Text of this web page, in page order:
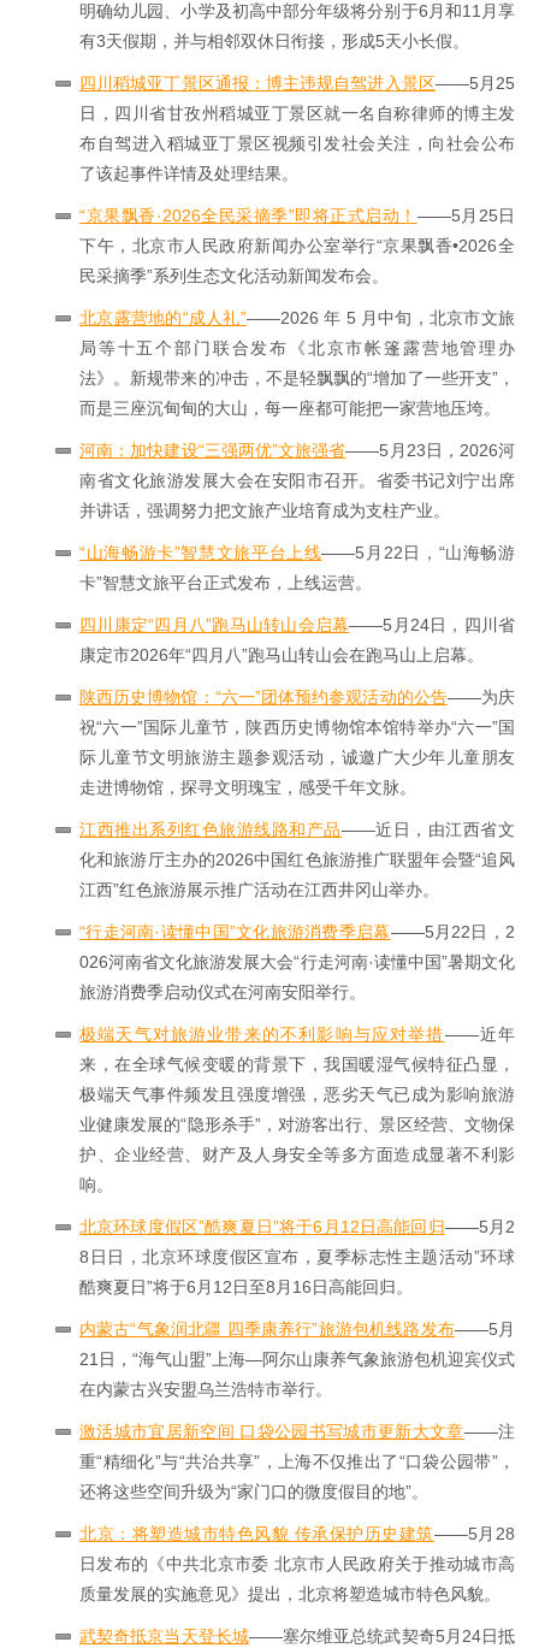
明确幼儿园、小学及初高中部分年级将分别于6月和11月享
有3天假期，并与相邻双休日衔接，形成5天小长假。
四川稻城亚丁景区通报：博主违规自驾进入景区——5月25
日，四川省甘孜州稻城亚丁景区就一名自称律师的博主发
布自驾进入稻城亚丁景区视频引发社会关注，向社会公布
了该起事件详情及处理结果。
“京果飘香·2026全民采摘季”即将正式启动！ ——5月25日
下午，北京市人民政府新闻办公室举行“京果飘香•2026全
民采摘季”系列生态文化活动新闻发布会。
北京露营地的“成人礼”——2026 年 5 月中旬，北京市文旅
局等十五个部门联合发布《北京市帐篷露营地管理办
法》。新规带来的冲击，不是轻飘飘的“增加了一些开支”，
而是三座沉甸甸的大山，每一座都可能把一家营地压垮。
河南：加快建设“三强两优”文旅强省——5月23日，2026河
南省文化旅游发展大会在安阳市召开。省委书记刘宁出席
并讲话，强调努力把文旅产业培育成为支柱产业。
“山海畅游卡”智慧文旅平台上线——5月22日，“山海畅游
卡”智慧文旅平台正式发布，上线运营。
四川康定“四月八”跑马山转山会启幕——5月24日，四川省
康定市2026年“四月八”跑马山转山会在跑马山上启幕。
陕西历史博物馆：“六一”团体预约参观活动的公告——为庆
祝“六一”国际儿童节，陕西历史博物馆本馆特举办“六一”国
际儿童节文明旅游主题参观活动，诚邀广大少年儿童朋友
走进博物馆，探寻文明瑰宝，感受千年文脉。
江西推出系列红色旅游线路和产品——近日，由江西省文
化和旅游厅主办的2026中国红色旅游推广联盟年会暨“追风
江西”红色旅游展示推广活动在江西井冈山举办。
“行走河南·读懂中国”文化旅游消费季启幕——5月22日，2
026河南省文化旅游发展大会“行走河南·读懂中国”暑期文化
旅游消费季启动仪式在河南安阳举行。
极端天气对旅游业带来的不利影响与应对举措——近年
来，在全球气候变暖的背景下，我国暖湿气候特征凸显，
极端天气事件频发且强度增强，恶劣天气已成为影响旅游
业健康发展的“隐形杀手”，对游客出行、景区经营、文物保
护、企业经营、财产及人身安全等多方面造成显著不利影
响。
北京环球度假区”酷爽夏日”将于6月12日高能回归——5月2
8日日，北京环球度假区宣布，夏季标志性主题活动”环球
酷爽夏日”将于6月12日至8月16日高能回归。
内蒙古“气象润北疆 四季康养行”旅游包机线路发布——5月
21日，“海气山盟”上海—阿尔山康养气象旅游包机迎宾仪式
在内蒙古兴安盟乌兰浩特市举行。
激活城市宜居新空间 口袋公园书写城市更新大文章——注
重“精细化”与“共治共享”，上海不仅推出了“口袋公园带”，
还将这些空间升级为“家门口的微度假目的地”。
北京：将塑造城市特色风貌 传承保护历史建筑——5月28
日发布的《中共北京市委 北京市人民政府关于推动城市高
质量发展的实施意见》提出，北京将塑造城市特色风貌。
武契奇抵京当天登长城——塞尔维亚总统武契奇5月24日抵